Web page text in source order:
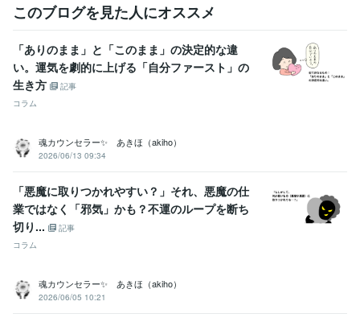
このブログを見た人にオススメ
「ありのまま」と「このまま」の決定的な違
い。運気を劇的に上げる「自分ファースト」の
生き方
記事
コラム
魂カウンセラー✨ あきほ（akiho）
2026/06/13 09:34
「悪魔に取りつかれやすい？」それ、悪魔の仕
業ではなく「邪気」かも？不運のループを断ち
切り...
記事
コラム
魂カウンセラー✨ あきほ（akiho）
2026/06/05 10:21